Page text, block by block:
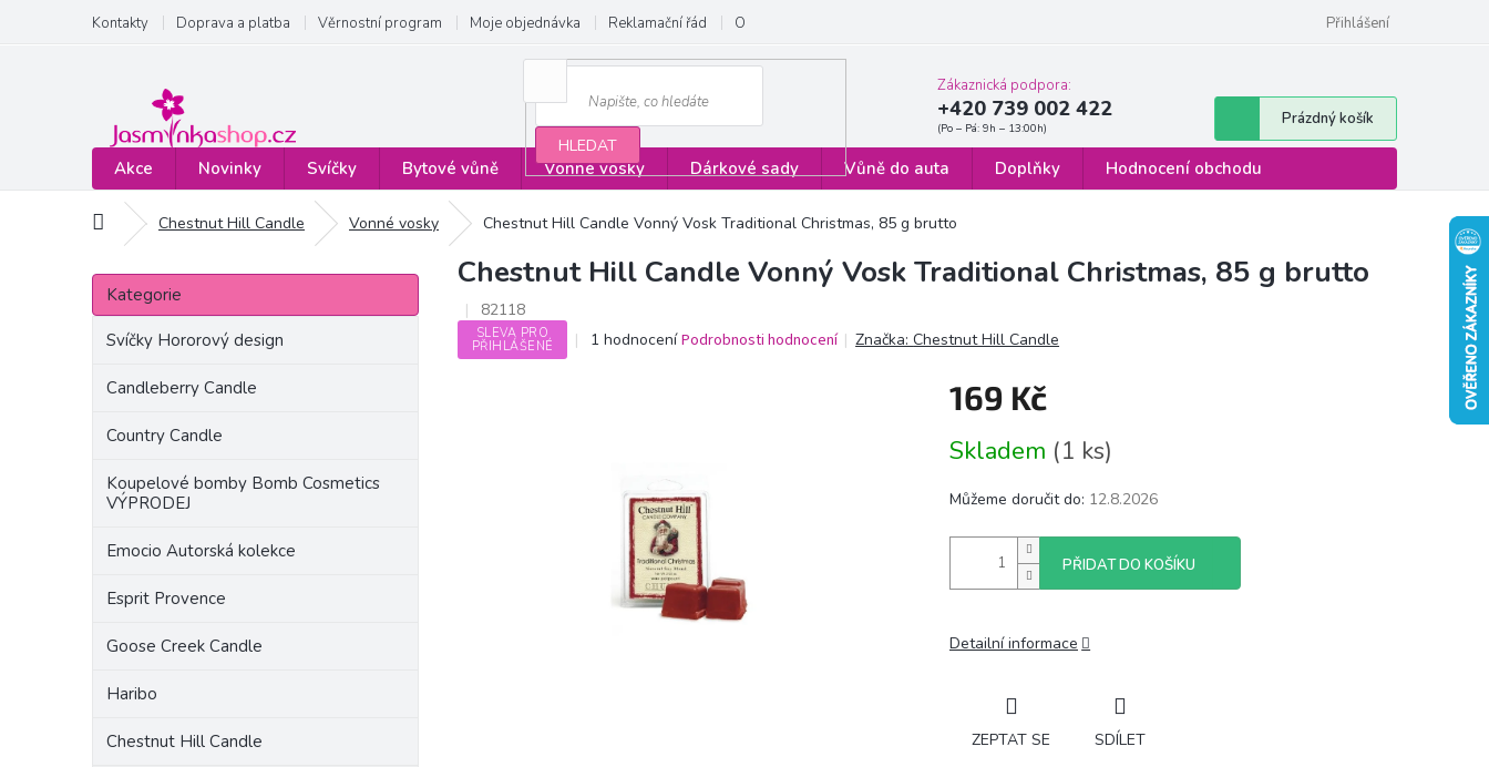
obsah
Kontakty Doprava a platba Věrnostní program Moje objednávka Reklamační řád Obchodní podmínky Formulář pro odstoupení od smlouvy
Přihlášení
HLEDAT
Zákaznická podpora:
+420 739 002 422
Nákupní
košík
Prázdný košík
Akce Novinky Svíčky Bytové vůně Vonné vosky Dárkové sady Vůně do auta Doplňky Hodnocení obchodu
Domů Chestnut Hill Candle Vonné vosky Chestnut Hill Candle Vonný Vosk Traditional Christmas, 85 g brutto
P
s
Přeskočit
kategorie
Kategorie
Svíčky Hororový design
Candleberry Candle
Country Candle
Koupelové bomby Bomb Cosmetics
VÝPRODEJ
Emocio Autorská kolekce
Esprit Provence
Goose Creek Candle
Haribo
Chestnut Hill Candle
Chestnut Hill Candle Vonný Vosk Traditional Christmas, 85 g brutto
82118
SLEVA PRO
PŘIHLÁŠENÉ
Průměrné
hvězdiček.
1 hodnocení Podrobnosti hodnocení Značka:Chestnut Hill Candle
169 Kč
cena:
Skladem (1 ks)
Můžeme doručit do: 12.8.2026
PŘIDAT DO KOŠÍKU
Detailní informace
ZEPTAT SE SDÍLET